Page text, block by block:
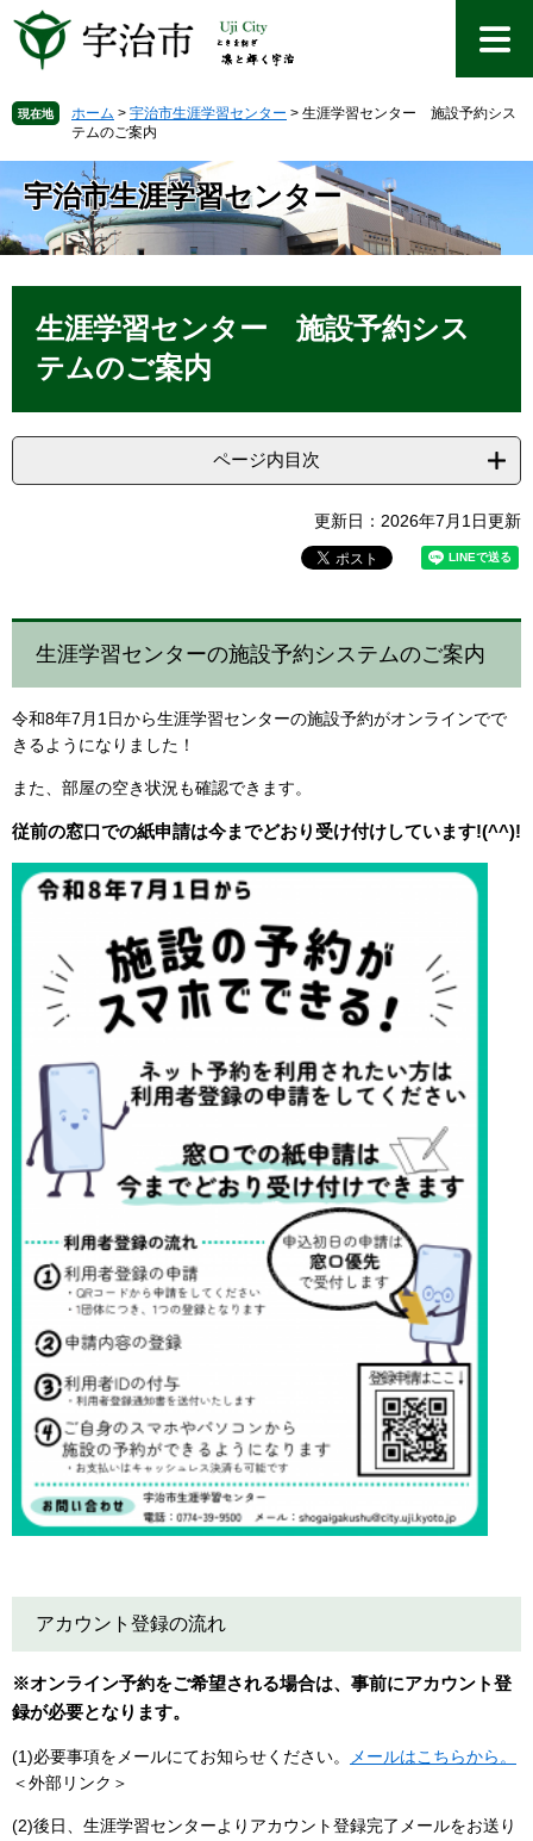
先
で
す
を
ば
し
本
へ
現在地 ホーム > 宇治市生涯学習センター > 生涯学習センター 施設予約シス
テムのご案内
宇治市生涯学習センター
生涯学習センター 施設予約シス
テムのご案内
ページ内目次
更新日：2026年7月1日更新
生涯学習センターの施設予約システムのご案内
令和8年7月1日から生涯学習センターの施設予約がオンラインでで
きるようになりました！
また、部屋の空き状況も確認できます。
従前の窓口での紙申請は今までどおり受け付けしています!(^^)!​
アカウント登録の流れ
※オンライン予約をご希望される場合は、事前にアカウント登
録が必要となります。
(1)必要事項をメールにてお知らせください。
メールはこちらから。
＜外部リンク＞
(2)後日、生涯学習センターよりアカウント登録完了メールをお送り